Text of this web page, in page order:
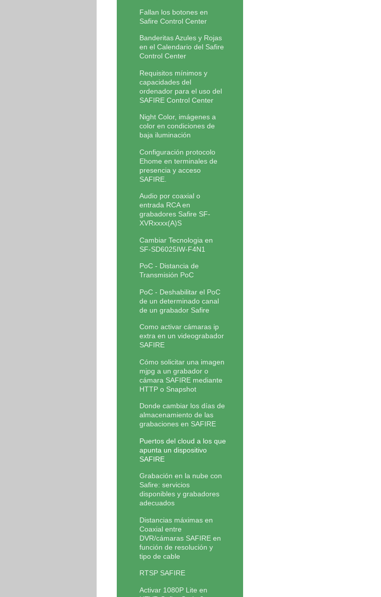
Fallan los botones en
Safire Control Center
Banderitas Azules y Rojas
en el Calendario del Safire
Control Center
Requisitos mínimos y
capacidades del
ordenador para el uso del
SAFIRE Control Center
Night Color, imágenes a
color en condiciones de
baja iluminación
Configuración protocolo
Ehome en terminales de
presencia y acceso
SAFIRE.
Audio por coaxial o
entrada RCA en
grabadores Safire SF-
XVRxxxx(A)S
Cambiar Tecnologia en
SF-SD6025IW-F4N1
PoC - Distancia de
Transmisión PoC
PoC - Deshabilitar el PoC
de un determinado canal
de un grabador Safire
Como activar cámaras ip
extra en un videograbador
SAFIRE
Cómo solicitar una imagen
mjpg a un grabador o
cámara SAFIRE mediante
HTTP o Snapshot
Donde cambiar los días de
almacenamiento de las
grabaciones en SAFIRE
Puertos del cloud a los que
apunta un dispositivo
SAFIRE
Grabación en la nube con
Safire: servicios
disponibles y grabadores
adecuados
Distancias máximas en
Coaxial entre
DVR/cámaras SAFIRE en
función de resolución y
tipo de cable
RTSP SAFIRE
Activar 1080P Lite en